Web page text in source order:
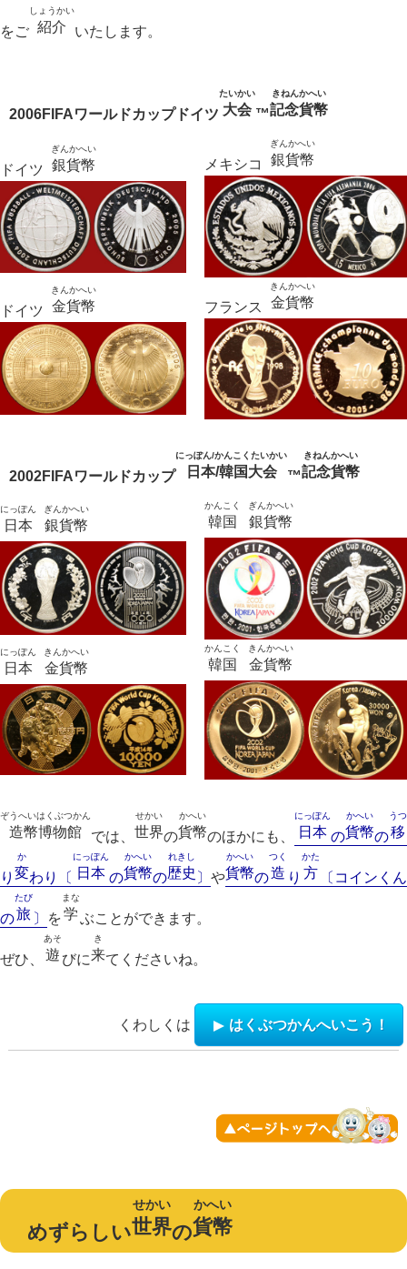
をご 紹介
しょうかい
いたします。
2006FIFAワールドカップドイツ 大会
たいかい
™記念貨幣
きねんかへい
ドイツ 銀貨幣
ぎんかへい
メキシコ 銀貨幣
ぎんかへい
ドイツ 金貨幣
きんかへい
フランス 金貨幣
きんかへい
2002FIFAワールドカップ 日本/韓国大会
にっぽん/かんこくたいかい
™記念貨幣
きねんかへい
日本
にっぽん
銀貨幣
ぎんかへい
韓国
かんこく
銀貨幣
ぎんかへい
日本
にっぽん
金貨幣
きんかへい
韓国
かんこく
金貨幣
きんかへい
造幣博物館
ぞうへいはくぶつかん
では、 世界
せかい
の貨幣
かへい
のほかにも、 日本
にっぽん
の貨幣
かへい
の移
うつ
り 変
か
わり〔 日本
にっぽん
の貨幣
かへい
の歴史
れきし
〕 や貨幣
かへい
の造
つく
り 方
かた
〔コインくん
の旅
たび
〕 を学
まな
ぶことができます。
ぜひ、 遊
あそ
びに来
き
てくださいね。
くわしくは はくぶつかんへいこう！
めずらしい世界
せかい
の貨幣
かへい